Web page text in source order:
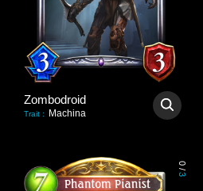
Zombodroid
Trait : Machina
0
/
3